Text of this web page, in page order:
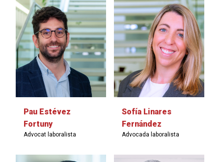
Pau Estévez
Fortuny
Advocat laboralista
Sofía Linares
Fernández
Advocada laboralista